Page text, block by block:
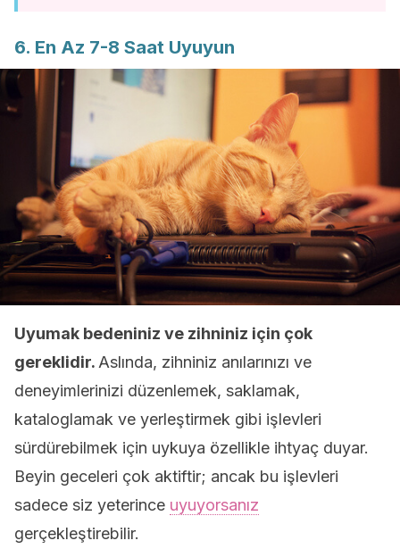
6. En Az 7-8 Saat Uyuyun
Uyumak bedeniniz ve zihniniz için çok
gereklidir. Aslında, zihniniz anılarınızı ve
deneyimlerinizi düzenlemek, saklamak,
kataloglamak ve yerleştirmek gibi işlevleri
sürdürebilmek için uykuya özellikle ihtyaç duyar.
Beyin geceleri çok aktiftir; ancak bu işlevleri
sadece siz yeterince uyuyorsanız
gerçekleştirebilir.